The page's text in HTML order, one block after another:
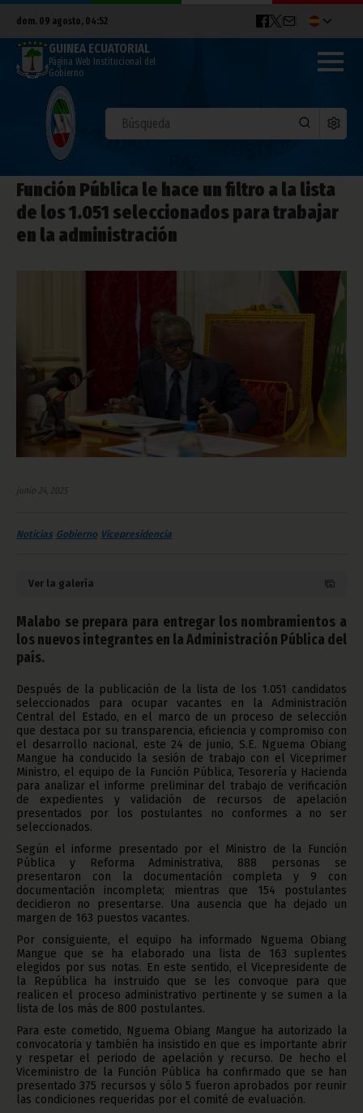
dom. 09 agosto, 04:52
GUINEA ECUATORIAL
Página Web Institucional del
Gobierno
Función Pública le hace un filtro a la lista
de los 1.051 seleccionados para trabajar
en la administración
junio 24, 2025
Noticias Gobierno Vicepresidencia
Ver la galería
Malabo se prepara para entregar los nombramientos a
los nuevos integrantes en la Administración Pública del
país.
Después de la publicación de la lista de los 1.051 candidatos
seleccionados para ocupar vacantes en la Administración
Central del Estado, en el marco de un proceso de selección
que destaca por su transparencia, eficiencia y compromiso con
el desarrollo nacional, este 24 de junio, S.E. Nguema Obiang
Mangue ha conducido la sesión de trabajo con el Viceprimer
Ministro, el equipo de la Función Pública, Tesorería y Hacienda
para analizar el informe preliminar del trabajo de verificación
de expedientes y validación de recursos de apelación
presentados por los postulantes no conformes a no ser
seleccionados.
Según el informe presentado por el Ministro de la Función
Pública y Reforma Administrativa, 888 personas se
presentaron con la documentación completa y 9 con
documentación incompleta; mientras que 154 postulantes
decidieron no presentarse. Una ausencia que ha dejado un
margen de 163 puestos vacantes.
Por consiguiente, el equipo ha informado Nguema Obiang
Mangue que se ha elaborado una lista de 163 suplentes
elegidos por sus notas. En este sentido, el Vicepresidente de
la República ha instruido que se les convoque para que
realicen el proceso administrativo pertinente y se sumen a la
lista de los más de 800 postulantes.
Para este cometido, Nguema Obiang Mangue ha autorizado la
convocatoria y también ha insistido en que es importante abrir
y respetar el periodo de apelación y recurso. De hecho el
Viceministro de la Función Pública ha confirmado que se han
presentado 375 recursos y sólo 5 fueron aprobados por reunir
las condiciones requeridas por el comité de evaluación.